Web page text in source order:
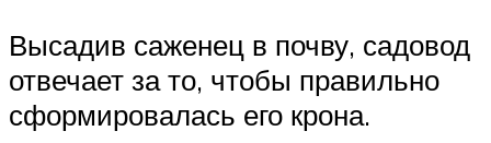
Высадив саженец в почву, садовод
отвечает за то, чтобы правильно
сформировалась его крона.